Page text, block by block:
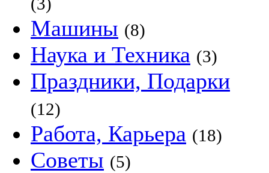
Машины (8)
Наука и Техника (3)
Праздники, Подарки
(12)
Работа, Карьера (18)
Советы (5)